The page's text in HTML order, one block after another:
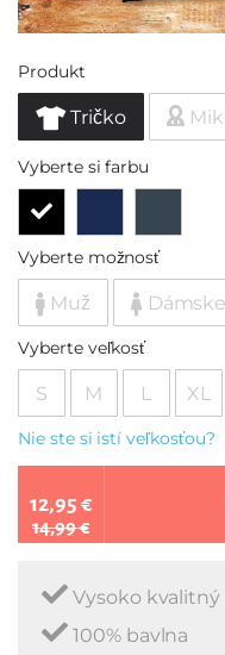
Produkt
Tričko
Vyberte si farbu
Vyberte možnosť
Muž Dámske
Vyberte veľkosť
S M L XL
Nie ste si istí veľkosťou?
12,95 €
14,99 €
Vysoko
100% bavlna